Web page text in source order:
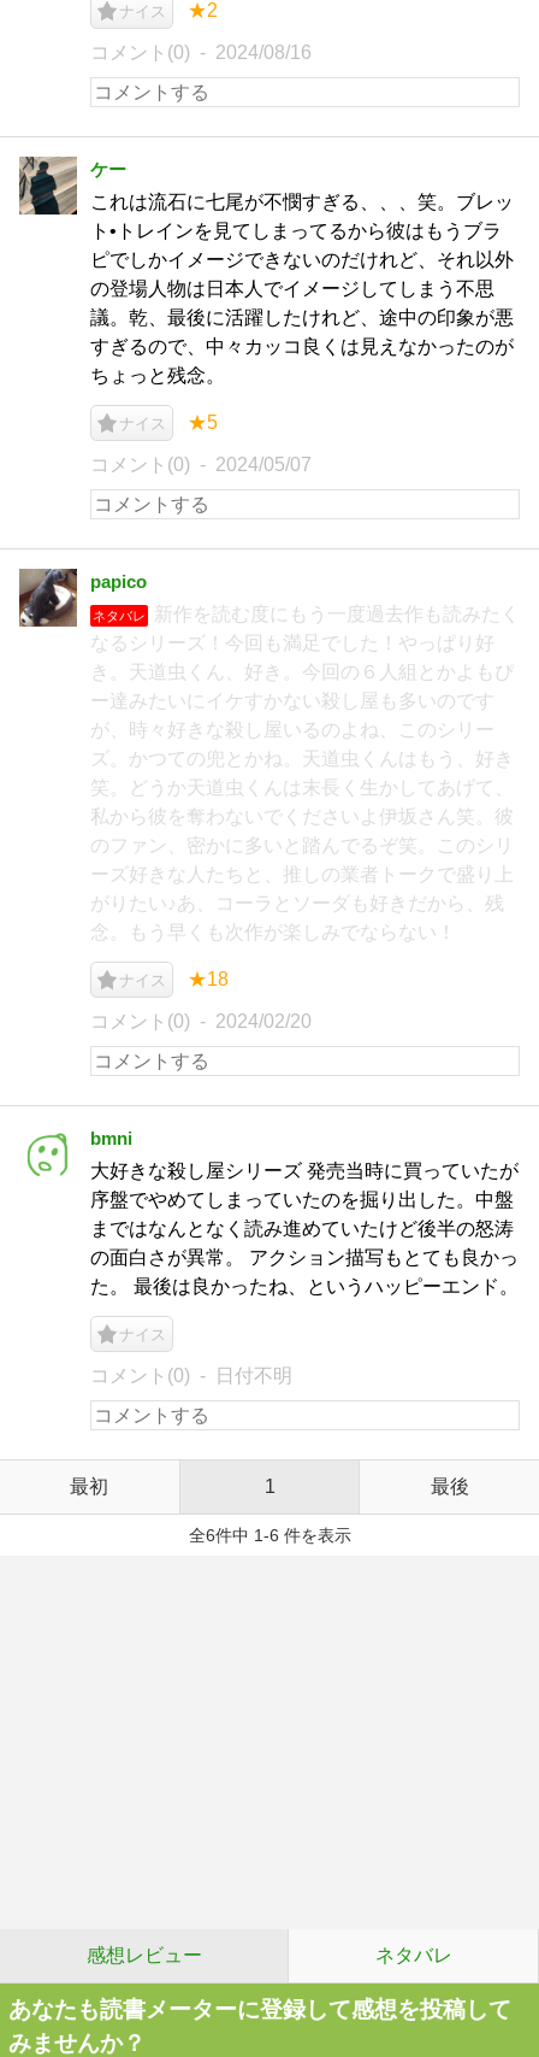
ナイス ★2
コメント(0) 2024/08/16
ケー
これは流石に七尾が不憫すぎる、、、笑。ブレッ
ト•トレインを見てしまってるから彼はもうブラ
ピでしかイメージできないのだけれど、それ以外
の登場人物は日本人でイメージしてしまう不思
議。乾、最後に活躍したけれど、途中の印象が悪
すぎるので、中々カッコ良くは見えなかったのが
ちょっと残念。
ナイス ★5
コメント(0) 2024/05/07
papico
ネタバレ
新作を読む度にもう一度過去作も読みたく
なるシリーズ！今回も満足でした！やっぱり好
き。天道虫くん、好き。今回の６人組とかよもぴ
ー達みたいにイケすかない殺し屋も多いのです
が、時々好きな殺し屋いるのよね、このシリー
ズ。かつての兜とかね。天道虫くんはもう、好き
笑。どうか天道虫くんは末長く生かしてあげて、
私から彼を奪わないでくださいよ伊坂さん笑。彼
のファン、密かに多いと踏んでるぞ笑。このシリ
ーズ好きな人たちと、推しの業者トークで盛り上
がりたい♪あ、コーラとソーダも好きだから、残
念。もう早くも次作が楽しみでならない！
ナイス ★18
コメント(0) 2024/02/20
bmni
大好きな殺し屋シリーズ 発売当時に買っていたが
序盤でやめてしまっていたのを掘り出した。中盤
まではなんとなく読み進めていたけど後半の怒涛
の面白さが異常。 アクション描写もとても良かっ
た。 最後は良かったね、というハッピーエンド。
ナイス
コメント(0) 日付不明
最初 1 最後
全6件中 1-6 件を表示
感想レビュー ネタバレ
あなたも読書メーターに登録して感想を投稿して
みませんか？